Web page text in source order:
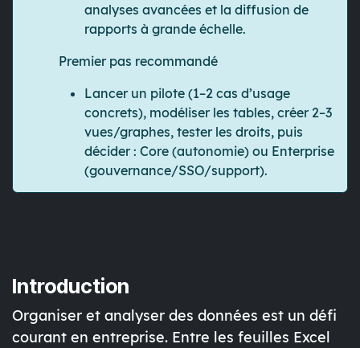
analyses avancées et la diffusion de
rapports à grande échelle.
Premier pas recommandé
Lancer un pilote (1–2 cas d’usage
concrets), modéliser les tables, créer 2–3
vues/graphes, tester les droits, puis
décider : Core (autonomie) ou Enterprise
(gouvernance/SSO/support).
Introduction
Organiser et analyser des données est un défi
courant en entreprise. Entre les feuilles Excel